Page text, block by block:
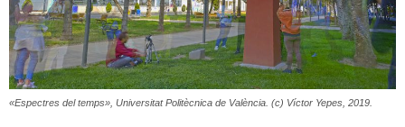
«Espectres del temps», Universitat Politècnica de València. (c) Víctor Yepes, 2019.